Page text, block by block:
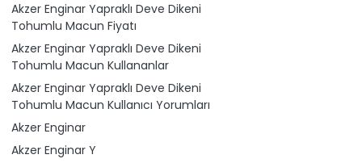
Akzer Enginar Yapraklı Deve Dikeni
Tohumlu Macun Fiyatı
Akzer Enginar Yapraklı Deve Dikeni
Tohumlu Macun Kullananlar
Akzer Enginar Yapraklı Deve Dikeni
Tohumlu Macun Kullanıcı Yorumları
Akzer Enginar
Akzer Enginar Y